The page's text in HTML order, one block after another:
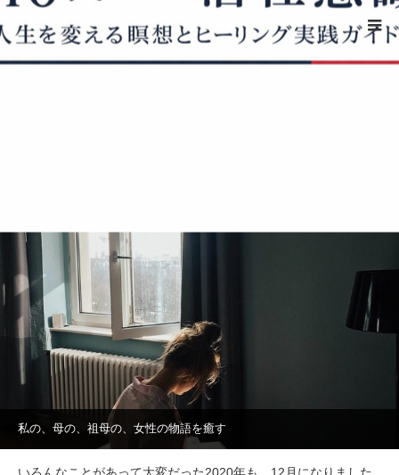
私の、母の、祖母の、女性の物語を癒す